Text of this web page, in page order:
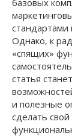
Однако, к
«спящих»
статья
и полезные
сделать